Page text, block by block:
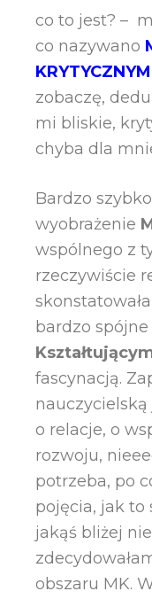
co to jest? –
co nazywano
zobaczę,
mi bliskie,
chyba dla
Bardzo
wyobrażenie
wspólnego z
rzeczywiście
bardzo spójne
fascynacją.
nauczycielską
o relacje, o
rozwoju,
potrzeba, po
pojęcia, jak to
jakąś bliżej
obszaru MK.